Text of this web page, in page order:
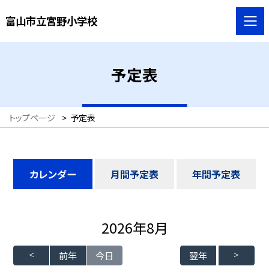
富山市立宮野小学校
予定表
トップページ > 予定表
カレンダー 月間予定表 年間予定表
前年 今日
2026年8月
翌年